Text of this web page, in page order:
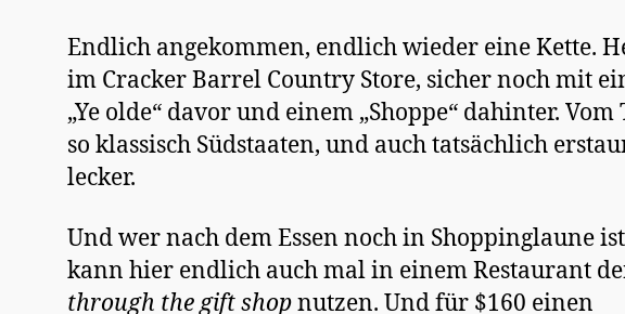
Endlich angekommen, endlich wieder eine Kette.
im Cracker Barrel Country Store, sicher noch mit
„Ye olde“ davor und einem „Shoppe“ dahinter. Vom
so klassisch Südstaaten, und auch tatsächlich
lecker.
Und wer nach dem Essen noch in Shoppinglaune
kann hier endlich auch mal in einem Restaurant
through the gift shopnutzen. Und für $160 einen